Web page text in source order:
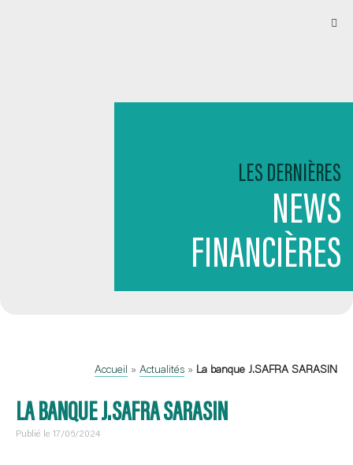
LES DERNIÈRES
NEWS
FINANCIÈRES
Accueil » Actualités » La banque J.SAFRA SARASIN
LA BANQUE J.SAFRA SARASIN
Publié le 17/06/2024